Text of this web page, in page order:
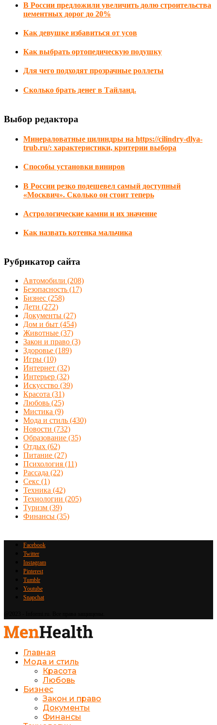
В России предложили увеличить долю строительства
цементных дорог до 20%
Как девушке избавиться от усов
Как выбрать ортопедическую подушку
Для чего подходят прозрачные роллеты
Сколько брать денег в Тайланд.
Выбор редактора
Минераловатные цилиндры на https://cilindry-dlya-
trub.ru/: характеристики, критерии выбора
Способы установки виниров
В России резко подешевел самый доступный
«Москвич». Сколько он стоит теперь
Астрологические камни и их значение
Как назвать котенка мальчика
Рубрикатор сайта
Автомобили (208)
Безопасность (17)
Бизнес (258)
Дети (272)
Документы (27)
Дом и быт (454)
Животные (37)
Закон и право (3)
Здоровье (189)
Игры (10)
Интернет (32)
Интерьер (32)
Искусство (39)
Красота (31)
Любовь (25)
Мистика (9)
Мода и стиль (430)
Новости (732)
Образование (35)
Отдых (62)
Питание (27)
Психология (11)
Рассада (22)
Секс (1)
Техника (42)
Технологии (205)
Туризм (39)
Финансы (35)
Facebook
Twitter
Instagram
Pinterest
Tumblr
Youtube
Snapchat
Главная
Мода и стиль
Красота
Любовь
Бизнес
Закон и право
Документы
Финансы